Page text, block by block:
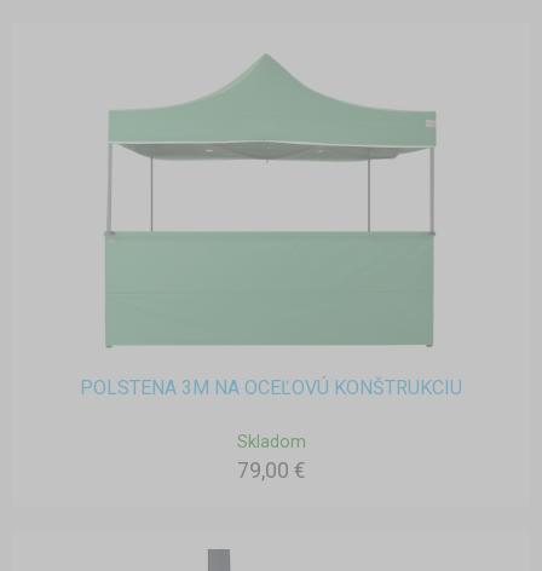
POLSTENA 3M NA OCEĽOVÚ KONŠTRUKCIU
Skladom
79,00 €